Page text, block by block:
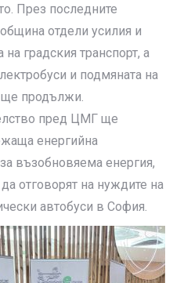
През последните
отдели усилия и
градския транспорт, а
и подмяната на
ще продължи.
пред ЦМГ ще
енергийна
възобновяема енергия,
отговорят на нуждите на
автобуси в София.